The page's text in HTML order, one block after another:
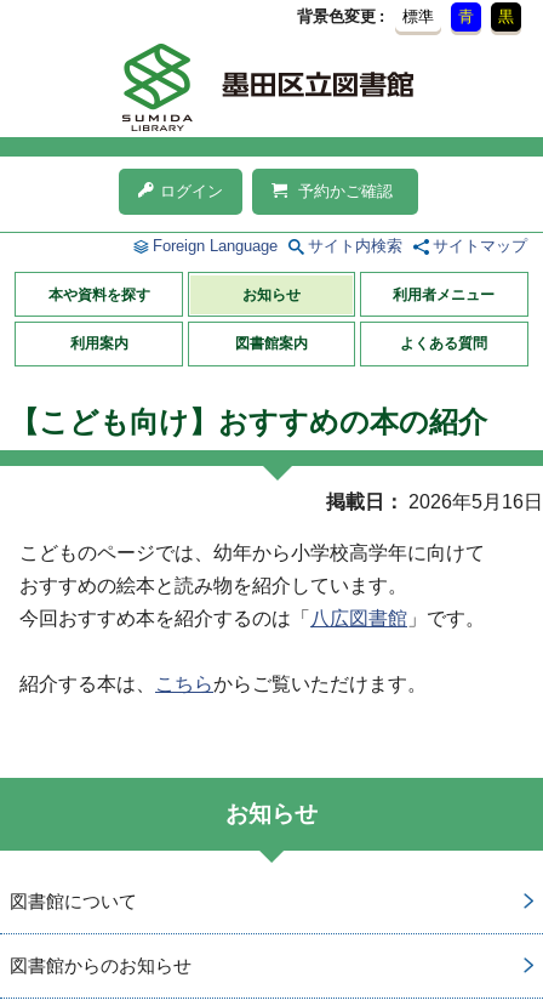
背景色変更 標準 青 黒
ログイン 予約かご確認
Foreign Language サイト内検索 サイトマップ
本や資料を探す お知らせ 利用者メニュー
利用案内 図書館案内 よくある質問
【こども向け】おすすめの本の紹介
掲載日 2026年5月16日
こどものページでは、幼年から小学校高学年に向けて
おすすめの絵本と読み物を紹介しています。
今回おすすめ本を紹介するのは「 八広図書館 」です。
紹介する本は、 こちらからご覧いただけます。
お知らせ
図書館について
図書館からのお知らせ